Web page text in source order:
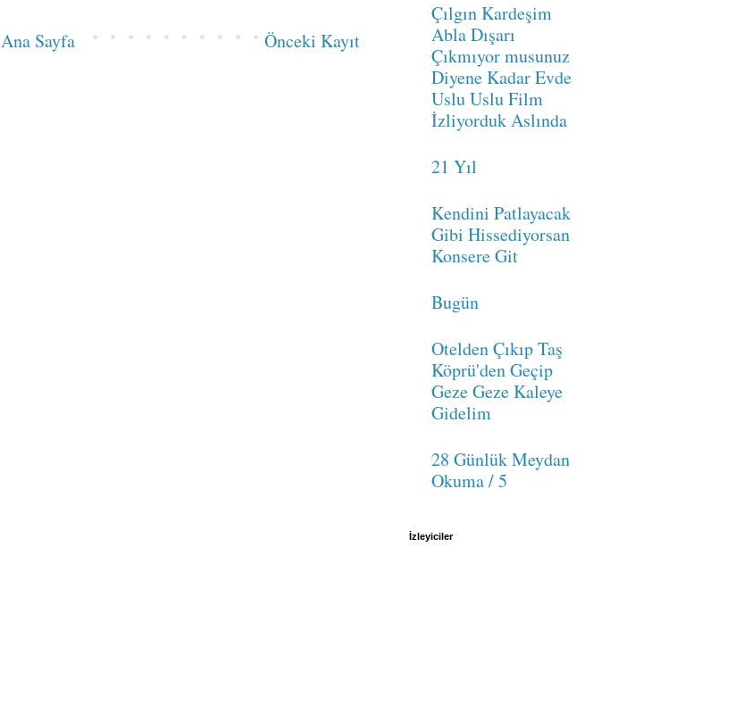
Önceki Kayıt
Ana Sayfa
Çılgın Kardeşim
Abla Dışarı
Çıkmıyor musunuz
Diyene Kadar Evde
Uslu Uslu Film
İzliyorduk Aslında
21 Yıl
Kendini Patlayacak
Gibi Hissediyorsan
Konsere Git
Bugün
Otelden Çıkıp Taş
Köprü'den Geçip
Geze Geze Kaleye
Gidelim
28 Günlük Meydan
Okuma / 5
İzleyiciler